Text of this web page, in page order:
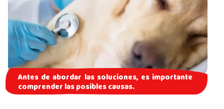
Antes de abordar las soluciones, es importante
comprender las posibles causas.